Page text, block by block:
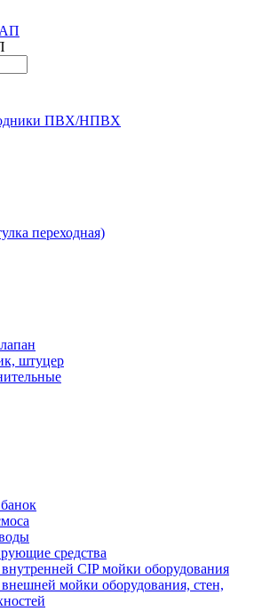
ПВХ/НПВХ
переходная)
штуцер
средства
CIP мойки оборудования
мойки оборудования, стен,